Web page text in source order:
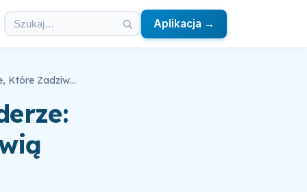
Aplikacja →
Sekrety Zdrowia Ukryte w Blenderze: Odkryj 6 Smoothie, Które Zadziwią Cię Efektami!